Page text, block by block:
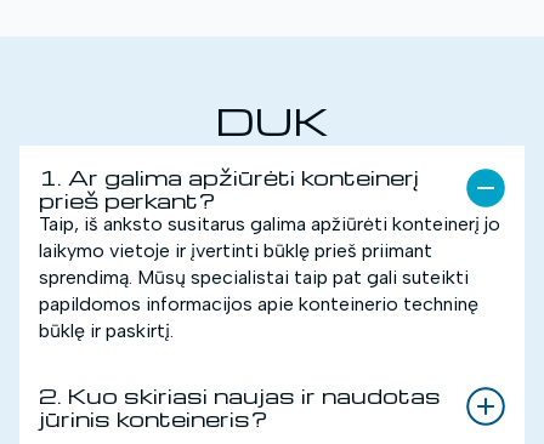
DUK
1. Ar galima apžiūrėti konteinerį
prieš perkant?
Taip, iš anksto susitarus galima apžiūrėti konteinerį jo
laikymo vietoje ir įvertinti būklę prieš priimant
sprendimą. Mūsų specialistai taip pat gali suteikti
papildomos informacijos apie konteinerio techninę
būklę ir paskirtį.
2. Kuo skiriasi naujas ir naudotas
jūrinis konteineris?